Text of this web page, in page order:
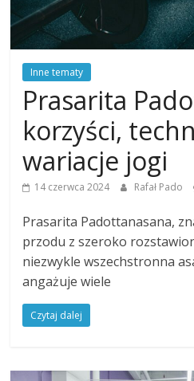
Inne tematy
Prasarita
korzyści,
wariacje jogi
14 czerwca 2024 Rafał Pado
Prasarita Padottanasana,
przodu z szeroko
niezwykle wszechstronna
angażuje wiele
Czytaj dalej